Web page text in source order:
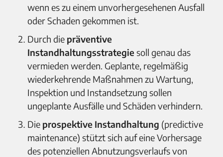
wenn es zu einem unvorhergesehenen Ausfall
oder Schaden gekommen ist.
Durch die präventive
Instandhaltungsstrategiesoll genau das
vermieden werden. Geplante, regelmäßig
wiederkehrende Maßnahmen zu Wartung,
Inspektion und Instandsetzung sollen
ungeplante Ausfälle und Schäden verhindern.
Die prospektive Instandhaltung (predictive
maintenance) stützt sich auf eine Vorhersage
des potenziellen Abnutzungsverlaufs von